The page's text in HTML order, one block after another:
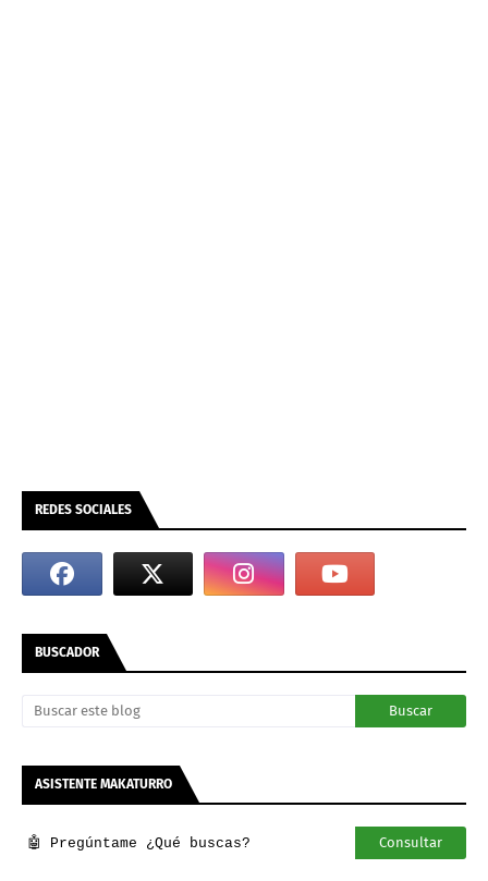
REDES SOCIALES
BUSCADOR
ASISTENTE MAKATURRO
🤖 Pregúntame ¿Qué buscas? Consultar